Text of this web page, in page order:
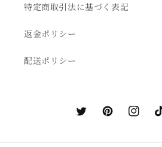
特定商取引法に基づく表記
返金ポリシー
配送ポリシー
TwitterPinterest